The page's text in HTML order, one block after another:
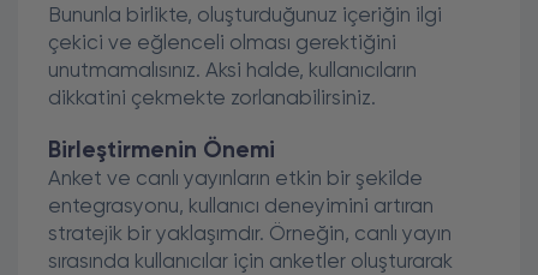
Bununla birlikte, oluşturduğunuz içeriğin ilgi
çekici ve eğlenceli olması gerektiğini
unutmamalısınız. Aksi halde, kullanıcıların
dikkatini çekmekte zorlanabilirsiniz.
Birleştirmenin Önemi
Anket ve canlı yayınların etkin bir şekilde
entegrasyonu, kullanıcı deneyimini artıran
stratejik bir yaklaşımdır. Örneğin, canlı yayın
sırasında kullanıcılar için anketler oluşturarak